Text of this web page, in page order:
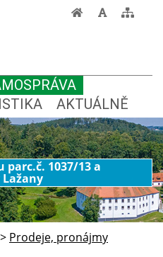
AKTUÁLNĚ
parc.č. 1037/13 a
> Prodeje, pronájmy